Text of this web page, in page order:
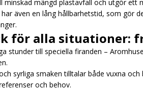
minskad mängd plastavfall och utgör ett
även en lång hållbarhetstid, som gör
för alla situationer:
stunder till speciella firanden –
syrliga smaken tilltalar både vuxna
och behov.